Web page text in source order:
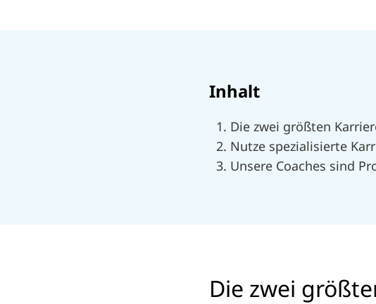
Inhalt
Die zwei größten
Nutze spezialisierte
Unsere Coaches sind
Die zwei